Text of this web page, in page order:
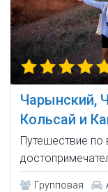
Чарынский,
Кольсай и
Путешествие
Групповая